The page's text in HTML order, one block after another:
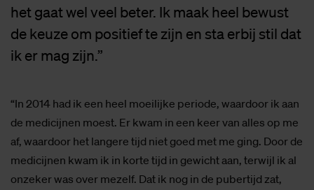
het gaat wel veel beter. Ik maak heel bewust
de keuze om positief te zijn en sta erbij stil dat
ik er mag zijn.”
“In 2014 had ik een heel moeilijke periode, waardoor ik aan
de medicijnen moest. Er kwam in een keer van alles op me
af, waardoor het langere tijd niet goed met me ging. Door de
medicijnen kwam ik in korte tijd in gewicht aan, terwijl ik al
onzeker was over mezelf. Dat ik nog in de pubertijd zat,